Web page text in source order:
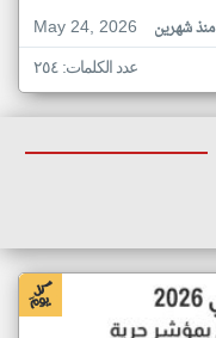
May 24, 2026
منذ شهرين
عدد الكلمات: ٢٥٤